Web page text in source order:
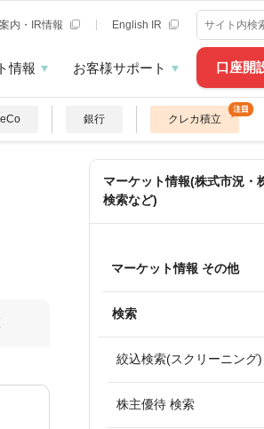
口座開
内・IR情報 English IR
情報 お客様サポート
銀行 クレカ積立
マーケット情報(株式市況・
検索など)
マーケット情報 その他
検索
絞込検索(スクリーニング)
株主優待 検索